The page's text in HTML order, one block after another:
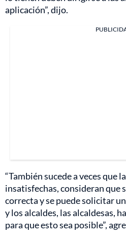
aplicación”, dijo.
“También sucede a veces que
insatisfechas, consideran que
correcta y se puede solicitar
y los alcaldes, las alcaldesas,
para que esto sea posible”,